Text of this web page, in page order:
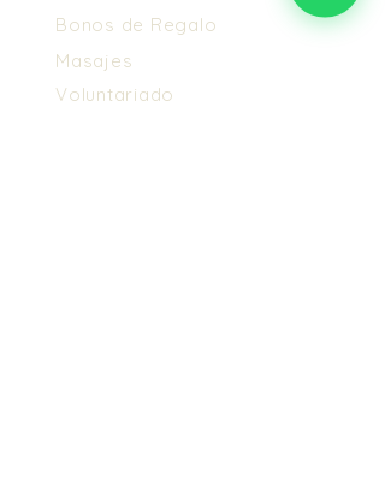
Bonos de Regalo
Masajes
Voluntariado